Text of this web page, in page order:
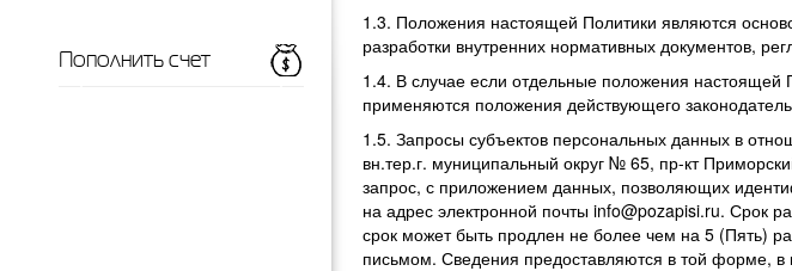
1.3. Положения настоящей Политики являются
разработки внутренних нормативных документов,
1.4. В случае если отдельные положения настоящей
применяются положения действующего
1.5. Запросы субъектов персональных данных в
вн.тер.г. муниципальный округ № 65, пр-кт
запрос, с приложением данных, позволяющих
на адрес электронной почты info@pozapisi.ru. Срок
срок может быть продлен не более чем на 5 (Пять)
письмом. Сведения предоставляются в той форме,
Пополнить счет